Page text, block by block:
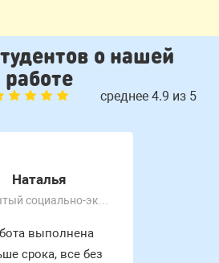
о нашей
работе
среднее 4.9 из 5
Наталья
Открытый социально-экономический колледж
выполнена
срока, все без